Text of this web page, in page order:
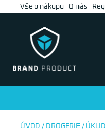
Vše o nákupu O nás
ÚVOD / DROGERIE /